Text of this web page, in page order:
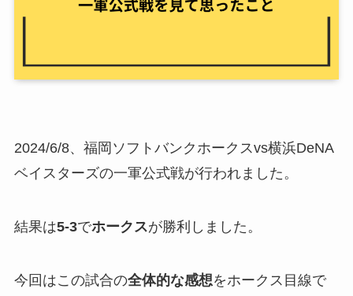
2024/6/8、福岡ソフトバンクホークスvs横浜DeNA
ベイスターズの一軍公式戦が行われました。
結果は5-3でホークスが勝利しました。
今回はこの試合の全体的な感想をホークス目線で